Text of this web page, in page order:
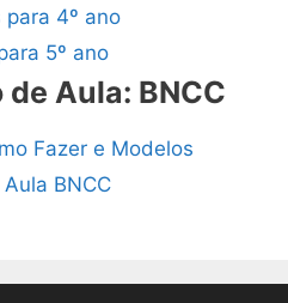
4º ano
5º ano
Aula: BNCC
Fazer e Modelos
BNCC